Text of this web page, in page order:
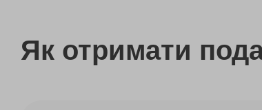
Як отримати